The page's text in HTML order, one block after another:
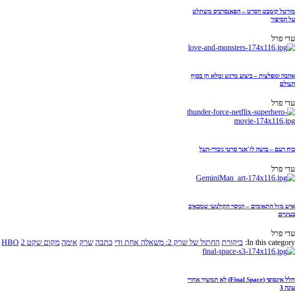
מורטל קומבט הסרט – הפאנסרביס משתלט
על הסיפור
עדי פרל
אהבה ומפלצות – ביצוע מרגש ומלא חן בסוף
העולם
עדי פרל
כוח רעם – בושה לז'אנר סרטי גיבורי-העל
עדי פרל
איש מזל התאומים – הניסוי הקולנועי שמכאיב
בעיניים
עדי פרל
In this category: ביקורת החתול של שרק 2: משאלה אחת ודי כתבה שרק אימה מקום שקט 2 HBO
חלל אינסופי (Final Space) לא תמשיך אחרי
עונה 3